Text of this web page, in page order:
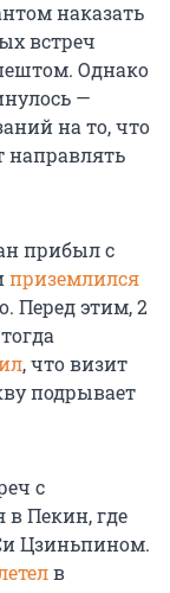
наказать
встреч
Однако
—
на то, что
направлять
прибыл с
приземлился
Перед этим, 2
, что визит
подрывает
с
Пекин, где
Цзиньпином.
в